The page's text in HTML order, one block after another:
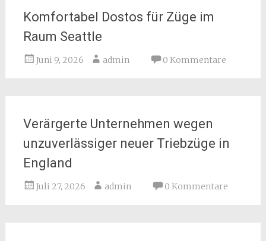
Komfortabel Dostos für Züge im
Raum Seattle
Juni 9, 2026 admin 0 Kommentare
Verärgerte Unternehmen wegen
unzuverlässiger neuer Triebzüge in
England
Juli 27, 2026 admin 0 Kommentare